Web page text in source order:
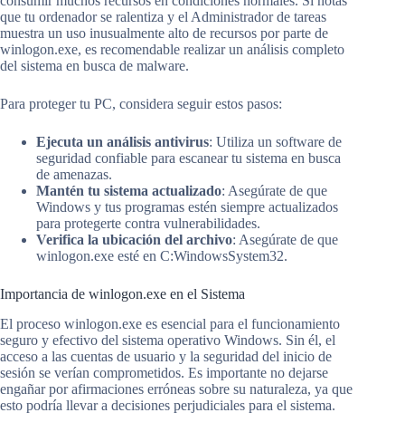
que tu ordenador se ralentiza y el Administrador de tareas
muestra un uso inusualmente alto de recursos por parte de
winlogon.exe, es recomendable realizar un análisis completo
del sistema en busca de malware.
Para proteger tu PC, considera seguir estos pasos:
Ejecuta un análisis antivirus: Utiliza un software de
seguridad confiable para escanear tu sistema en busca
de amenazas.
Mantén tu sistema actualizado: Asegúrate de que
Windows y tus programas estén siempre actualizados
para protegerte contra vulnerabilidades.
Verifica la ubicación del archivo: Asegúrate de que
winlogon.exe esté en C:WindowsSystem32.
Importancia de winlogon.exe en el Sistema
El proceso winlogon.exe es esencial para el funcionamiento
seguro y efectivo del sistema operativo Windows. Sin él, el
acceso a las cuentas de usuario y la seguridad del inicio de
sesión se verían comprometidos. Es importante no dejarse
engañar por afirmaciones erróneas sobre su naturaleza, ya que
esto podría llevar a decisiones perjudiciales para el sistema.